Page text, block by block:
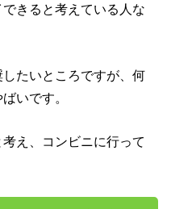
きると考えている人な
たいところですが、何
いです。
考え、コンビニに行って